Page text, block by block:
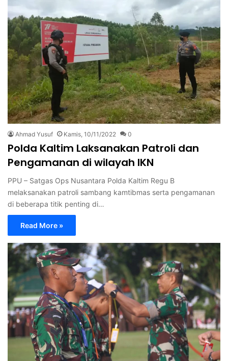
Ahmad Yusuf Kamis, 10/11/2022 0
Polda Kaltim Laksanakan Patroli dan
Pengamanan di wilayah IKN
PPU – Satgas Ops Nusantara Polda Kaltim Regu B
melaksanakan patroli sambang kamtibmas serta pengamanan
di beberapa titik penting di…
Read More »